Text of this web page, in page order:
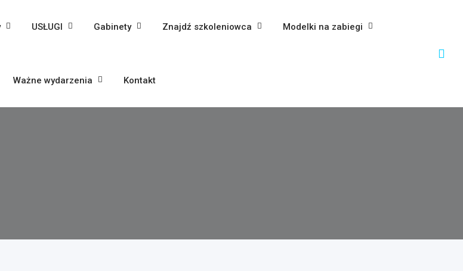
USŁUGI Gabinety Znajdź szkoleniowca Modelki na zabiegi
Ważne wydarzenia Kontakt